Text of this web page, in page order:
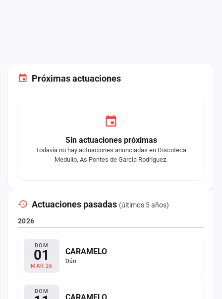
Próximas actuaciones
Sin actuaciones próximas
Todavía no hay actuaciones anunciadas en Discoteca
Medulio, As Pontes de Garcia Rodríguez.
Actuaciones pasadas (últimos 5 años)
2026
DOM
01
MAR 26
CARAMELO
Dúo
DOM